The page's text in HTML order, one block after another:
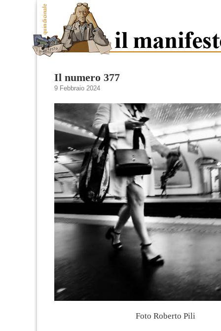
Il numero 377
9 Febbraio 2024
Foto Roberto Pili